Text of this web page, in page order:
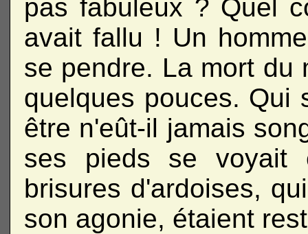
pas fabuleux ? Quel
avait fallu ! Un
se pendre. La mort du
quelques pouces. Qui
être n'eût-il jamais
ses pieds se
brisures d'ardoises,
son agonie, étaient